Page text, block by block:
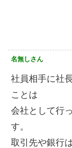
名無しさん
社員相手に社
ことは
会社として行
す。
取引先や銀行